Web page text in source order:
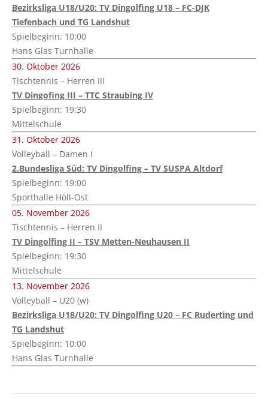
Bezirksliga U18/U20: TV Dingolfing U18 – FC-DJK
Tiefenbach und TG Landshut
Spielbeginn: 10:00
Hans Glas Turnhalle
30. Oktober 2026
Tischtennis – Herren III
TV Dingofing III – TTC Straubing IV
Spielbeginn: 19:30
Mittelschule
31. Oktober 2026
Volleyball – Damen I
2.Bundesliga Süd: TV Dingolfing – TV SUSPA Altdorf
Spielbeginn: 19:00
Sporthalle Höll-Ost
05. November 2026
Tischtennis – Herren II
TV Dingolfing II – TSV Metten-Neuhausen II
Spielbeginn: 19:30
Mittelschule
13. November 2026
Volleyball – U20 (w)
Bezirksliga U18/U20: TV Dingolfing U20 – FC Ruderting und
TG Landshut
Spielbeginn: 10:00
Hans Glas Turnhalle